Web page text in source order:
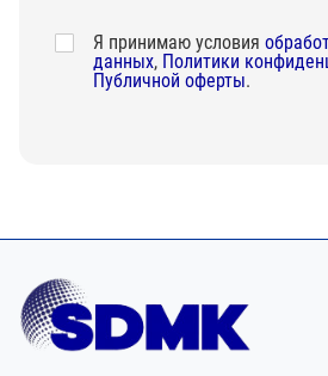
Я принимаю условия
данных, Политики
Публичной оферты.